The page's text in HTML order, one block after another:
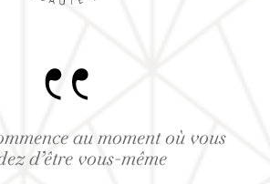
au moment où vous
d’être vous-même